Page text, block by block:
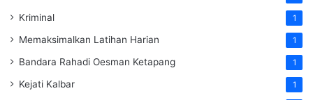
Kriminal 1
Memaksimalkan Latihan Harian 1
Bandara Rahadi Oesman Ketapang 1
Kejati Kalbar 1